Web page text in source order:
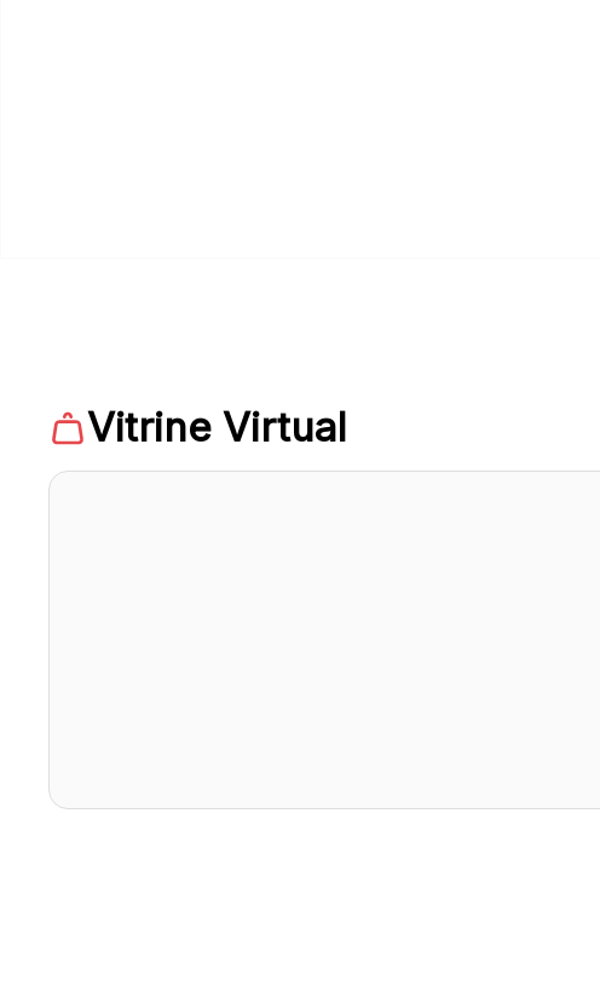
Vitrine Virtual